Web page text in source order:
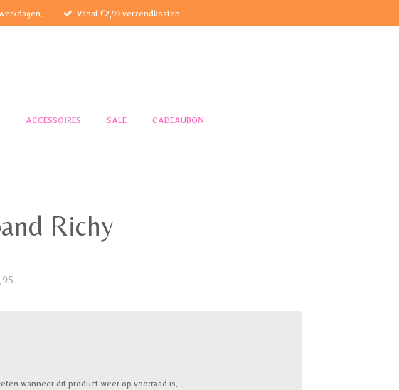
Vanaf €2,99 verzendkosten
ACCESSOIRES SALE CADEAUBON
Richy
wanneer dit product weer op voorraad is.